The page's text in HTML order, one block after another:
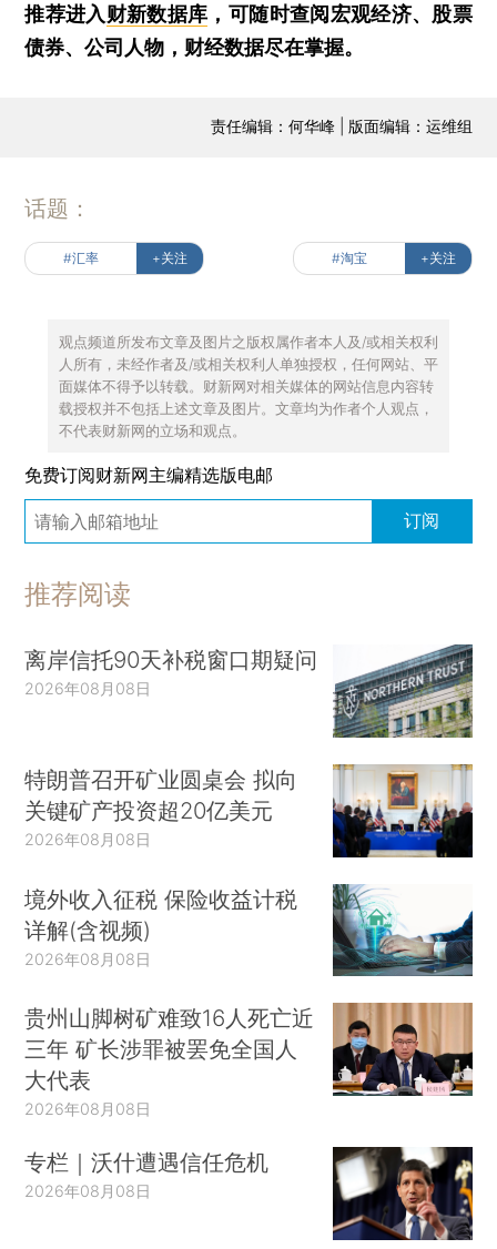
推荐进入财新数据库 ，可随时查阅宏观经济、股票
债券、公司人物，财经数据尽在掌握。
责任编辑：何华峰 | 版面编辑：运维组
话题：
#汇率 +关注 #淘宝 +关注
观点频道所发布文章及图片之版权属作者本人及/或相关权利
人所有，未经作者及/或相关权利人单独授权，任何网站、平
面媒体不得予以转载。财新网对相关媒体的网站信息内容转
载授权并不包括上述文章及图片。文章均为作者个人观点，
不代表财新网的立场和观点。
免费订阅财新网主编精选版电邮
订阅
推荐阅读
离岸信托90天补税窗口期疑问
2026年08月08日
特朗普召开矿业圆桌会 拟向
关键矿产投资超20亿美元
2026年08月08日
境外收入征税 保险收益计税
详解(含视频)
2026年08月08日
贵州山脚树矿难致16人死亡近
三年 矿长涉罪被罢免全国人
大代表
2026年08月08日
专栏｜沃什遭遇信任危机
2026年08月08日